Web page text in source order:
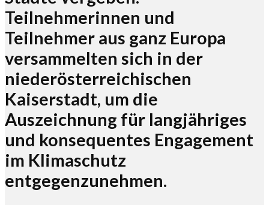
Teilnehmerinnen und
Teilnehmer aus ganz Europa
versammelten sich in der
niederösterreichischen
Kaiserstadt, um die
Auszeichnung für langjähriges
und konsequentes Engagement
im Klimaschutz
entgegenzunehmen.